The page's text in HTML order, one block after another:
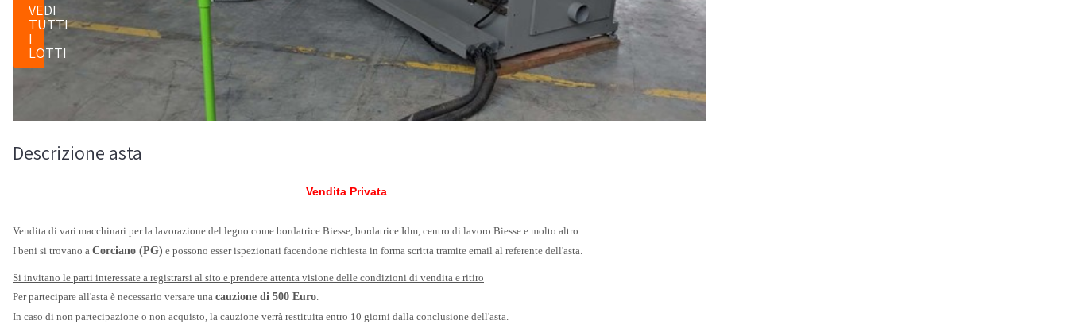
VEDI
TUTTI
I
LOTTI
Descrizione asta
Vendita Privata
Vendita di vari macchinari per la lavorazione del legno come bordatrice Biesse, bordatrice Idm, centro di lavoro Biesse e molto altro.
I beni si trovano a Corciano (PG) e possono esser ispezionati facendone richiesta in forma scritta tramite email al referente dell'asta.
Si invitano le parti interessate a registrarsi al sito e prendere attenta visione delle condizioni di vendita e ritiro
Per partecipare all'asta è necessario versare una cauzione di 500 Euro.
In caso di non partecipazione o non acquisto, la cauzione verrà restituita entro 10 giorni dalla conclusione dell'asta.